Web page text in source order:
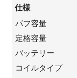
仕様
パフ容量
定格容量
バッテリー
コイルタイプ